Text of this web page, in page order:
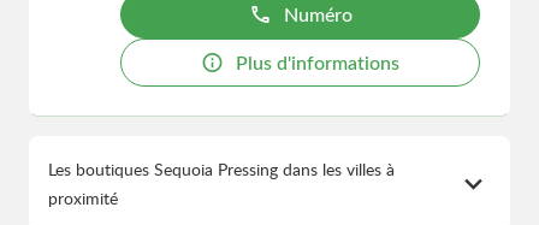
Numéro
Plus d'informations
Les boutiques Sequoia Pressing dans les villes à
proximité